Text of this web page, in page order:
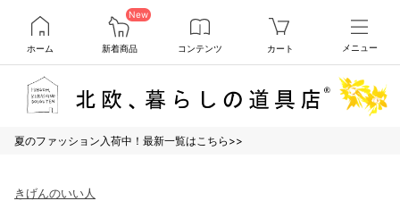
ホーム
New
新着商品 コンテンツ カート メニュー
夏のファッション入荷中！最新一覧はこちら>>
きげんのいい人